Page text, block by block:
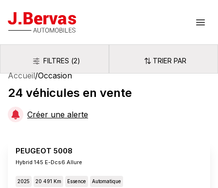
J.Bervas
FiltresFILTRES (2) Trier par
TRIER PAR
Accueil/Occasion
24 véhicules en vente
Créer une alerte
PEUGEOT 5008
Hybrid 145 E-Dcs6 Allure
2025 20 491 Km Essence Automatique